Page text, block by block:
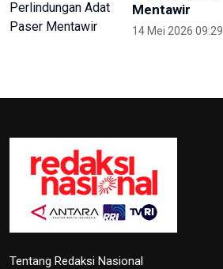
Mentawir
14 Mei 2026 09:29
Tentang Redaksi Nasional